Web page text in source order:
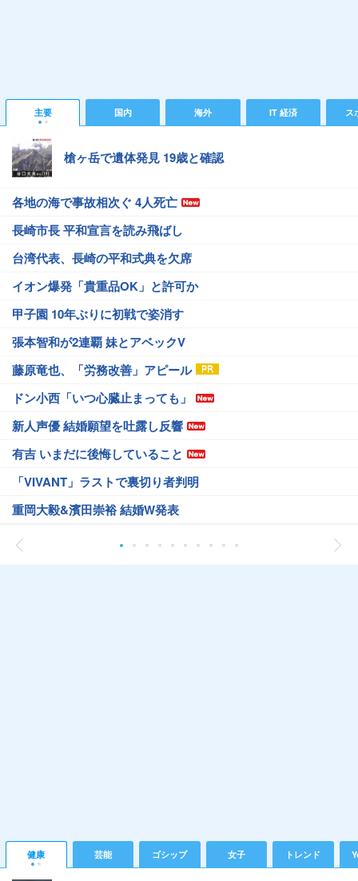
主要 国内 海外 IT 経済 ス
槍ヶ岳で遺体発見 19歳と確認
各地の海で事故相次ぐ 4人死亡
長崎市長 平和宣言を読み飛ばし
台湾代表、長崎の平和式典を欠席
イオン爆発「貴重品OK」と許可か
甲子園 10年ぶりに初戦で姿消す
張本智和が2連覇 妹とアベックV
藤原竜也、「労務改善」アピール
ドン小西「いつ心臓止まっても」
新人声優 結婚願望を吐露し反響
有吉 いまだに後悔していること
「VIVANT」ラストで裏切り者判明
重岡大毅&濱田崇裕 結婚W発表
健康 芸能 ゴシップ 女子 トレンド